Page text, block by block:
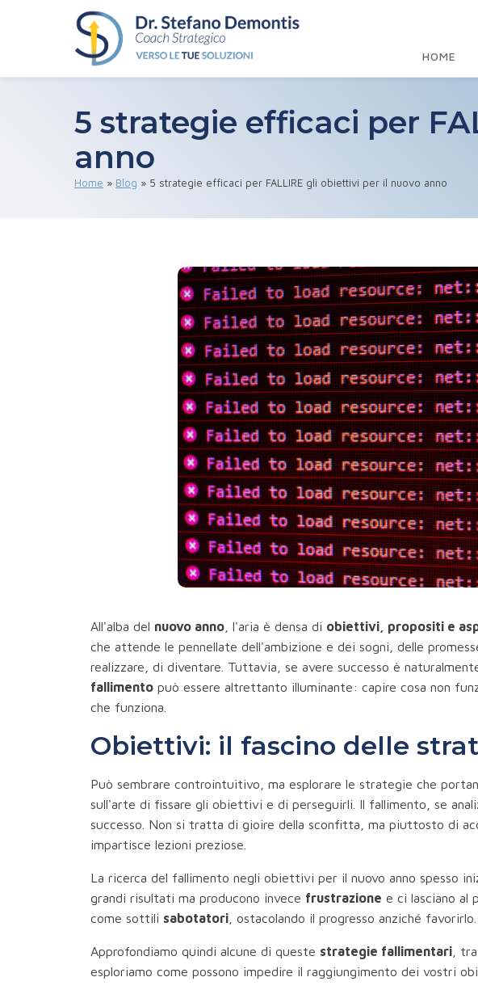
HOME
5 strategie efficaci per
anno
Home » Blog » 5 strategie efficaci per FALLIRE gli obiettivi per il nuovo anno
All'alba del nuovo anno , l'aria è densa di obiettivi, propositi e
che attende le pennellate dell'ambizione e dei sogni, delle
realizzare, di diventare. Tuttavia, se avere successo è
fallimento può essere altrettanto illuminante: capire cosa non
che funziona.
Obiettivi: il fascino delle
Può sembrare controintuitivo, ma esplorare le strategie che
sull'arte di fissare gli obiettivi e di perseguirli. Il fallimento, se
successo. Non si tratta di gioire della sconfitta, ma piuttosto di
impartisce lezioni preziose.
La ricerca del fallimento negli obiettivi per il nuovo anno spesso
grandi risultati ma producono invece frustrazione e ci lasciano al
come sottili sabotatori , ostacolando il progresso anziché favorirlo.
Approfondiamo quindi alcune di queste strategie fallimentari ,
esploriamo come possono impedire il raggiungimento dei vostri